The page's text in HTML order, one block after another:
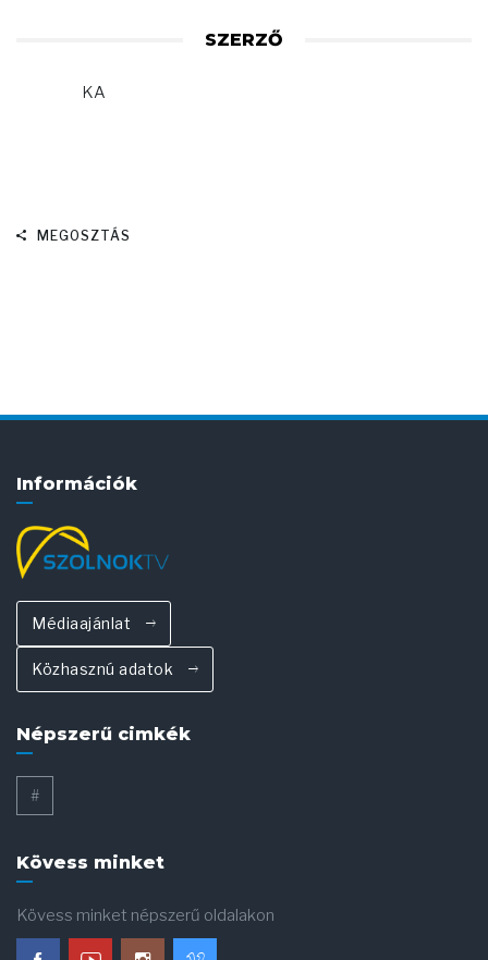
SZERZŐ
KA
MEGOSZTÁS
Információk
Médiaajánlat
Közhasznú adatok
Népszerű cimkék
#
Kövess minket
Kövess minket népszerű oldalakon